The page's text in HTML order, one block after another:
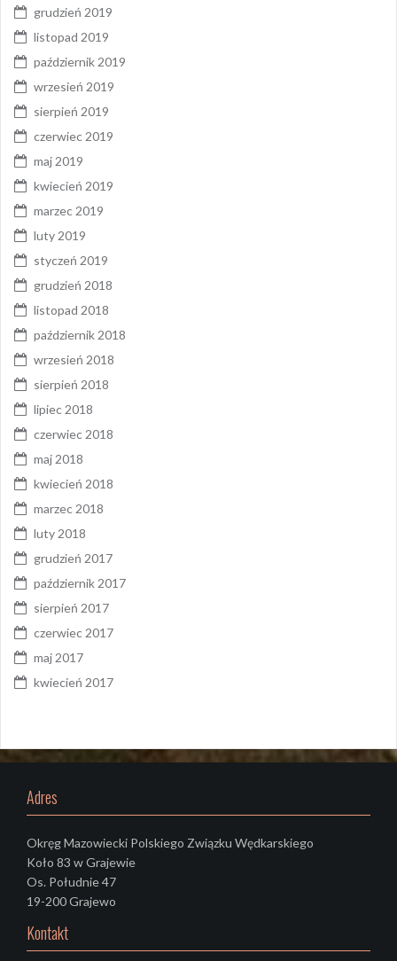
grudzień 2019
listopad 2019
październik 2019
wrzesień 2019
sierpień 2019
czerwiec 2019
maj 2019
kwiecień 2019
marzec 2019
luty 2019
styczeń 2019
grudzień 2018
listopad 2018
październik 2018
wrzesień 2018
sierpień 2018
lipiec 2018
czerwiec 2018
maj 2018
kwiecień 2018
marzec 2018
luty 2018
grudzień 2017
październik 2017
sierpień 2017
czerwiec 2017
maj 2017
kwiecień 2017
Adres
Okręg Mazowiecki Polskiego Związku Wędkarskiego
Koło 83 w Grajewie
Os. Południe 47
19-200 Grajewo
Kontakt